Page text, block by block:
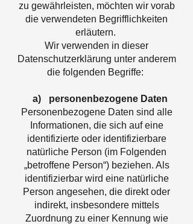
zu gewährleisten, möchten wir vorab
die verwendeten Begrifflichkeiten
erläutern.
Wir verwenden in dieser
Datenschutzerklärung unter anderem
die folgenden Begriffe:
a) personenbezogene Daten
Personenbezogene Daten sind alle
Informationen, die sich auf eine
identifizierte oder identifizierbare
natürliche Person (im Folgenden
„betroffene Person“) beziehen. Als
identifizierbar wird eine natürliche
Person angesehen, die direkt oder
indirekt, insbesondere mittels
Zuordnung zu einer Kennung wie